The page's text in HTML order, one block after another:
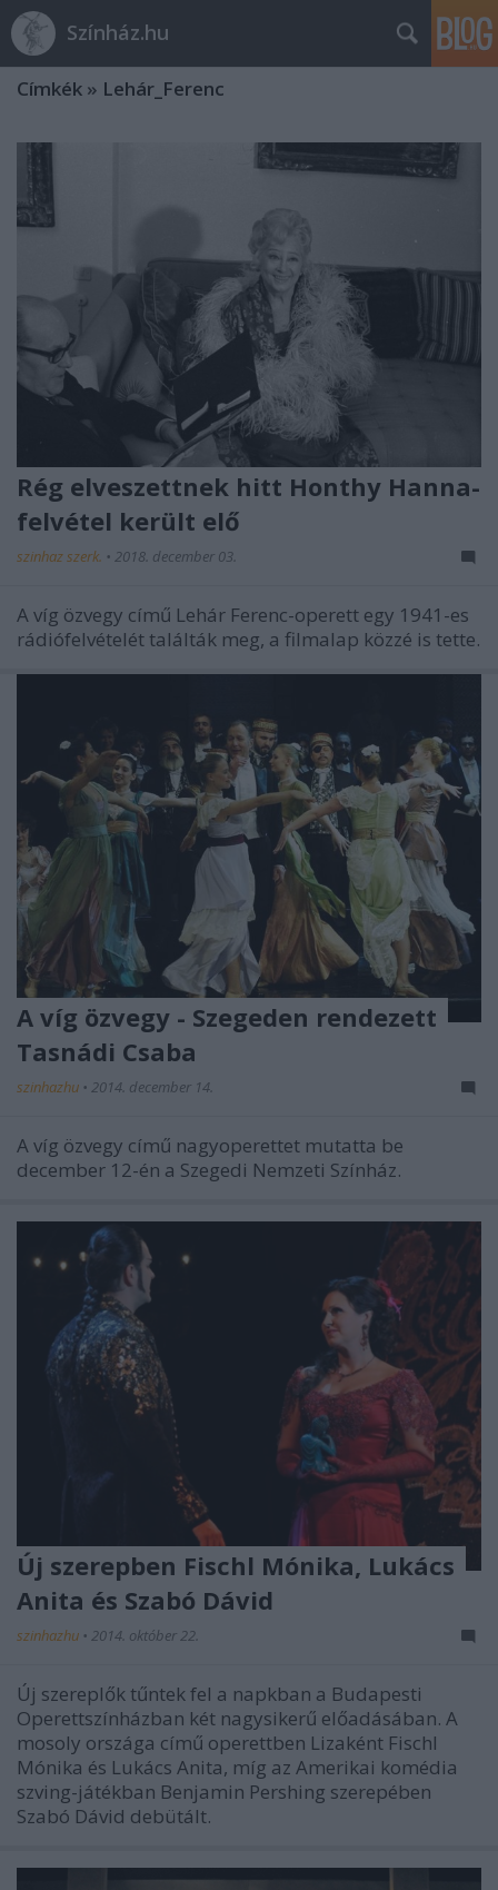
Színház.hu
Címkék » Lehár_Ferenc
Rég elveszettnek hitt Honthy Hanna-
felvétel került elő
szinhaz szerk. • 2018. december 03.
A víg özvegy című Lehár Ferenc-operett egy 1941-es
rádiófelvételét találták meg, a filmalap közzé is tette.
A víg özvegy - Szegeden rendezett
Tasnádi Csaba
szinhazhu • 2014. december 14.
A víg özvegy című nagyoperettet mutatta be
december 12-én a Szegedi Nemzeti Színház.
Új szerepben Fischl Mónika, Lukács
Anita és Szabó Dávid
szinhazhu • 2014. október 22.
Új szereplők tűntek fel a napkban a Budapesti
Operettszínházban két nagysikerű előadásában. A
mosoly országa című operettben Lizaként Fischl
Mónika és Lukács Anita, míg az Amerikai komédia
szving-játékban Benjamin Pershing szerepében
Szabó Dávid debütált.